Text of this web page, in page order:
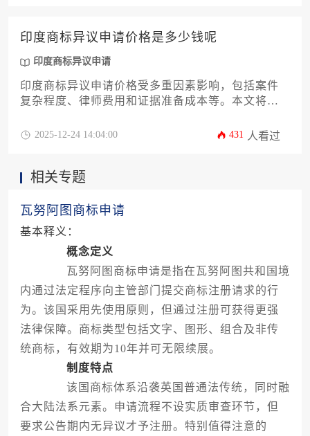
印度商标异议申请价格是多少钱呢
印度商标异议申请
印度商标异议申请价格受多重因素影响，包括案件
复杂程度、律师费用和证据准备成本等。本文将系
潜在风险，帮助企业主制定成本可控的异议方案，
2025-12-24 14:04:00 431 人看过
相关专题
瓦努阿图商标申请
基本释义：
概念定义
瓦努阿图商标申请是指在瓦努阿图共和国境
内通过法定程序向主管部门提交商标注册请求的行
为。该国采用先使用原则，但通过注册可获得更强
法律保障。商标类型包括文字、图形、组合及非传
统商标，有效期为10年并可无限续展。
制度特点
该国商标体系沿袭英国普通法传统，同时融
合大陆法系元素。申请流程不设实质审查环节，但
要求公告期内无异议才予注册。特别值得注意的